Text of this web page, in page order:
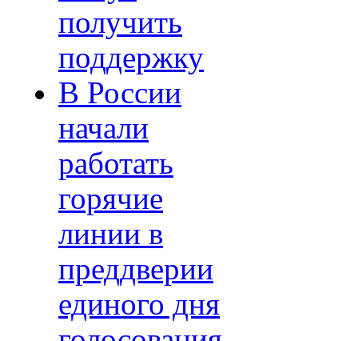
получить
поддержку
В России
начали
работать
горячие
линии в
преддверии
единого дня